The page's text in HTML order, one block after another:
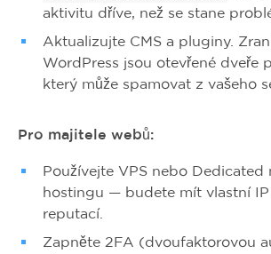
aktivitu dříve, než se stane
Aktualizujte CMS a pluginy.
WordPress jsou otevřené dveře
který může spamovat z vašeho
Pro majitele webů:
Používejte VPS nebo Dedicated
hostingu — budete mít vlastní IP
reputací.
Zapněte 2FA (dvoufaktorovou